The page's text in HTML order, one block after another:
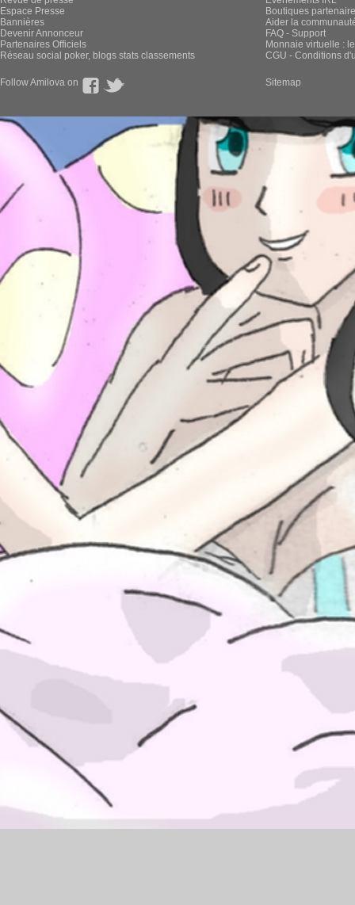
Espace Presse
Bannières
Devenir Annonceur
Partenaires Officiels
Réseau social poker, blogs stats classements
Boutiques
Aider la
FAQ - Support
Monnaie virtuelle :
CGU - Conditions
Follow Amilova on Sitemap